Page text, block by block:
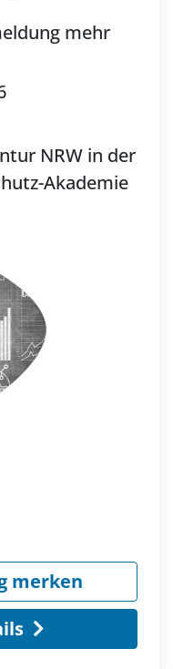
mehr
NRW in der
Akademie
merken